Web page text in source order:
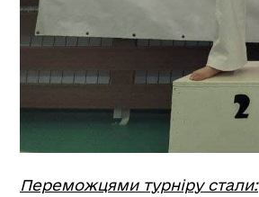
Переможцями турніру стали: